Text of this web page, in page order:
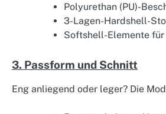
Polyurethan (PU)-
3-Lagen-Hardshell-
Softshell-Elemente
3. Passform und Schnitt
Eng anliegend oder leger? Die